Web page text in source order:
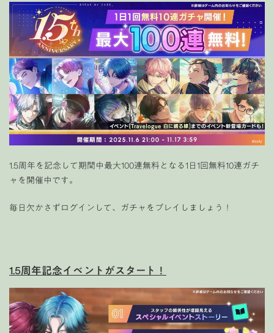
1.5周年を記念して期間中最大100連無料となる1日1回無料10連ガチ
ャを開催中です。
毎日欠かさずログインして、ガチャをプレイしましょう！
1.5周年記念イベントがスタート！